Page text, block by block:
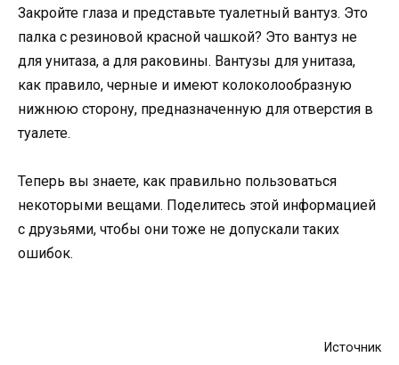
Закройте глаза и представьте туалетный вантуз. Это
палка с резиновой красной чашкой? Это вантуз не
для унитаза, а для раковины. Вантузы для унитаза,
как правило, черные и имеют колоколообразную
нижнюю сторону, предназначенную для отверстия в
туалете.
Теперь вы знаете, как правильно пользоваться
некоторыми вещами. Поделитесь этой информацией
с друзьями, чтобы они тоже не допускали таких
ошибок.
Источник